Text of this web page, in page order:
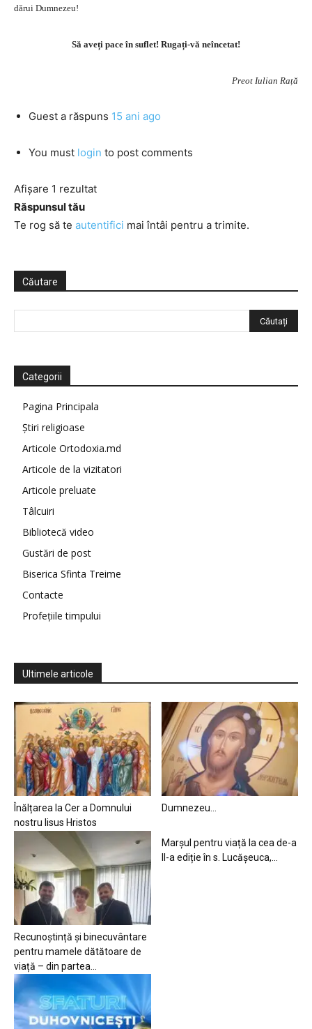
dărui Dumnezeu!
Să aveți pace în suflet! Rugați-vă neîncetat!
Preot Iulian Rață
Guest a răspuns 15 ani ago
You must login to post comments
Afișare 1 rezultat
Răspunsul tău
Te rog să te autentifici mai întâi pentru a trimite.
Căutare
Categorii
Pagina Principala
Știri religioase
Articole Ortodoxia.md
Articole de la vizitatori
Articole preluate
Tâlcuiri
Bibliotecă video
Gustări de post
Biserica Sfinta Treime
Contacte
Profețiile timpului
Ultimele articole
Înălțarea la Cer a Domnului
nostru Iisus Hristos
Dumnezeu…
Recunoștință și binecuvântare
pentru mamele dătătoare de
viață – din partea...
Marșul pentru viață la cea de-a
II-a ediție în s. Lucășeuca,...